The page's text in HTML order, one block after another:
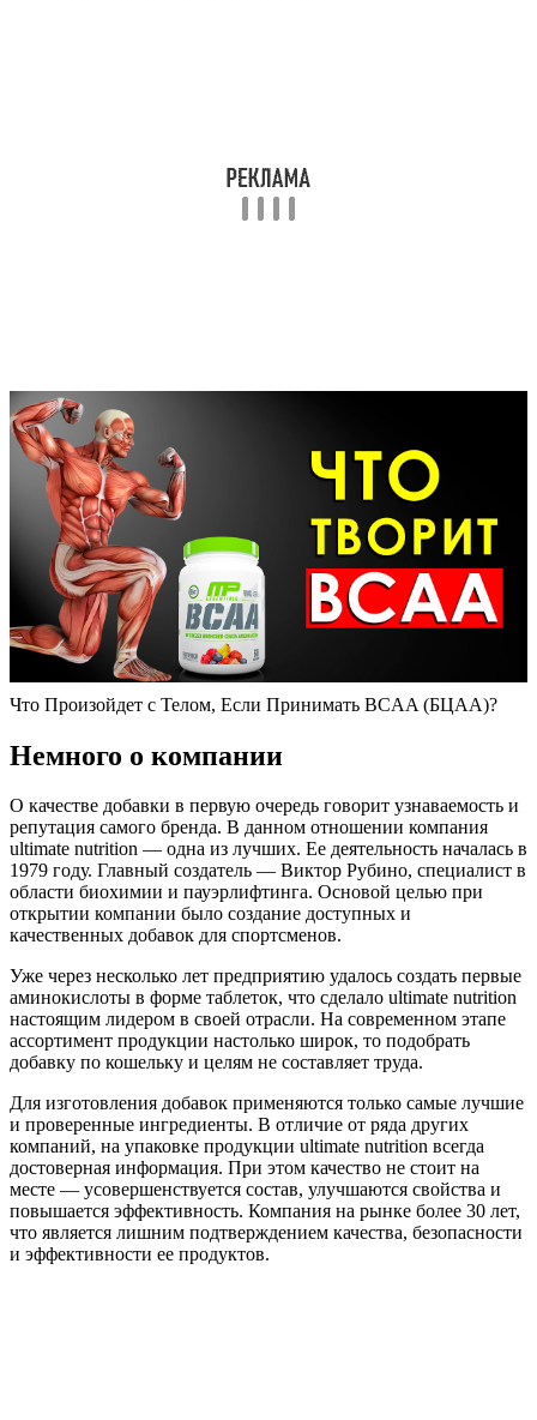
Что Произойдет с Телом, Если Принимать BCAA (БЦАА)?
Немного о компании
О качестве добавки в первую очередь говорит узнаваемость и
репутация самого бренда. В данном отношении компания
ultimate nutrition — одна из лучших. Ее деятельность началась в
1979 году. Главный создатель — Виктор Рубино, специалист в
области биохимии и пауэрлифтинга. Основой целью при
открытии компании было создание доступных и
качественных добавок для спортсменов.
Уже через несколько лет предприятию удалось создать первые
аминокислоты в форме таблеток, что сделало ultimate nutrition
настоящим лидером в своей отрасли. На современном этапе
ассортимент продукции настолько широк, то подобрать
добавку по кошельку и целям не составляет труда.
Для изготовления добавок применяются только самые лучшие
и проверенные ингредиенты. В отличие от ряда других
компаний, на упаковке продукции ultimate nutrition всегда
достоверная информация. При этом качество не стоит на
месте — усовершенствуется состав, улучшаются свойства и
повышается эффективность. Компания на рынке более 30 лет,
что является лишним подтверждением качества, безопасности
и эффективности ее продуктов.